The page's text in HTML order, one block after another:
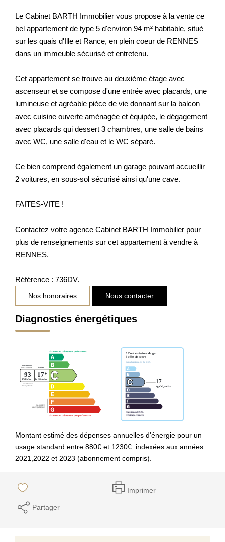
Le Cabinet BARTH Immobilier vous propose à la vente ce
bel appartement de type 5 d'environ 94 m² habitable, situé
sur les quais d'Ille et Rance, en plein coeur de RENNES
dans un immeuble sécurisé et entretenu.
Cet appartement se trouve au deuxième étage avec
ascenseur et se compose d'une entrée avec placards, une
lumineuse et agréable pièce de vie donnant sur la balcon
avec cuisine ouverte aménagée et équipée, le dégagement
avec placards qui dessert 3 chambres, une salle de bains
avec WC, une salle d'eau et le WC séparé.
Ce bien comprend également un garage pouvant accueillir
2 voitures, en sous-sol sécurisé ainsi qu'une cave.
FAITES-VITE !
Contactez votre agence Cabinet BARTH Immobilier pour
plus de renseignements sur cet appartement à vendre à
RENNES.
Référence : 736DV.
Nos honoraires Nous contacter
Diagnostics énergétiques
Montant estimé des dépenses annuelles d'énergie pour un
usage standard entre 880€ et 1230€. indexées aux années
2021,2022 et 2023 (abonnement compris).
Imprimer
Partager